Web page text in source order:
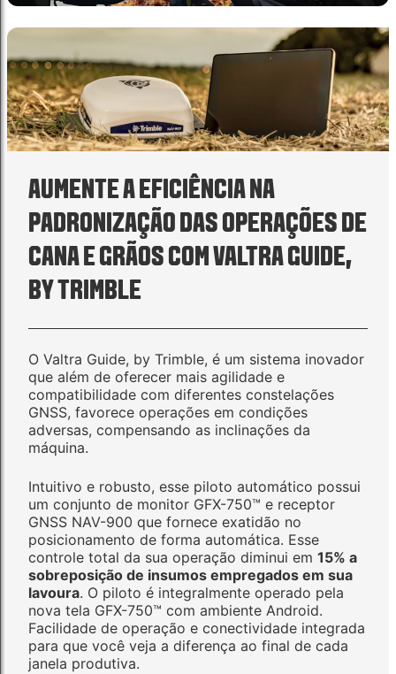
AUMENTE A EFICIÊNCIA NA
PADRONIZAÇÃO DAS OPERAÇÕES DE
CANA E GRÃOS COM VALTRA GUIDE,
BY TRIMBLE
O Valtra Guide, by Trimble, é um sistema inovador
que além de oferecer mais agilidade e
compatibilidade com diferentes constelações
GNSS, favorece operações em condições
adversas, compensando as inclinações da
máquina.
Intuitivo e robusto, esse piloto automático possui
um conjunto de monitor GFX-750™ e receptor
GNSS NAV-900 que fornece exatidão no
posicionamento de forma automática. Esse
controle total da sua operação diminui em 15% a
sobreposição de insumos empregados em sua
lavoura. O piloto é integralmente operado pela
nova tela GFX-750™ com ambiente Android.
Facilidade de operação e conectividade integrada
para que você veja a diferença ao final de cada
janela produtiva.